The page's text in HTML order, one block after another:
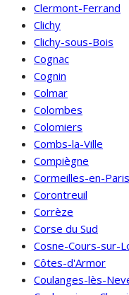
Clermont-Ferrand
Clichy
Clichy-sous-Bois
Cognac
Cognin
Colmar
Colombes
Colomiers
Combs-la-Ville
Compiègne
Cormeilles-en-
Corontreuil
Corrèze
Corse du Sud
Cosne-Cours-sur-
Côtes-d'Armor
Coulanges-lès-